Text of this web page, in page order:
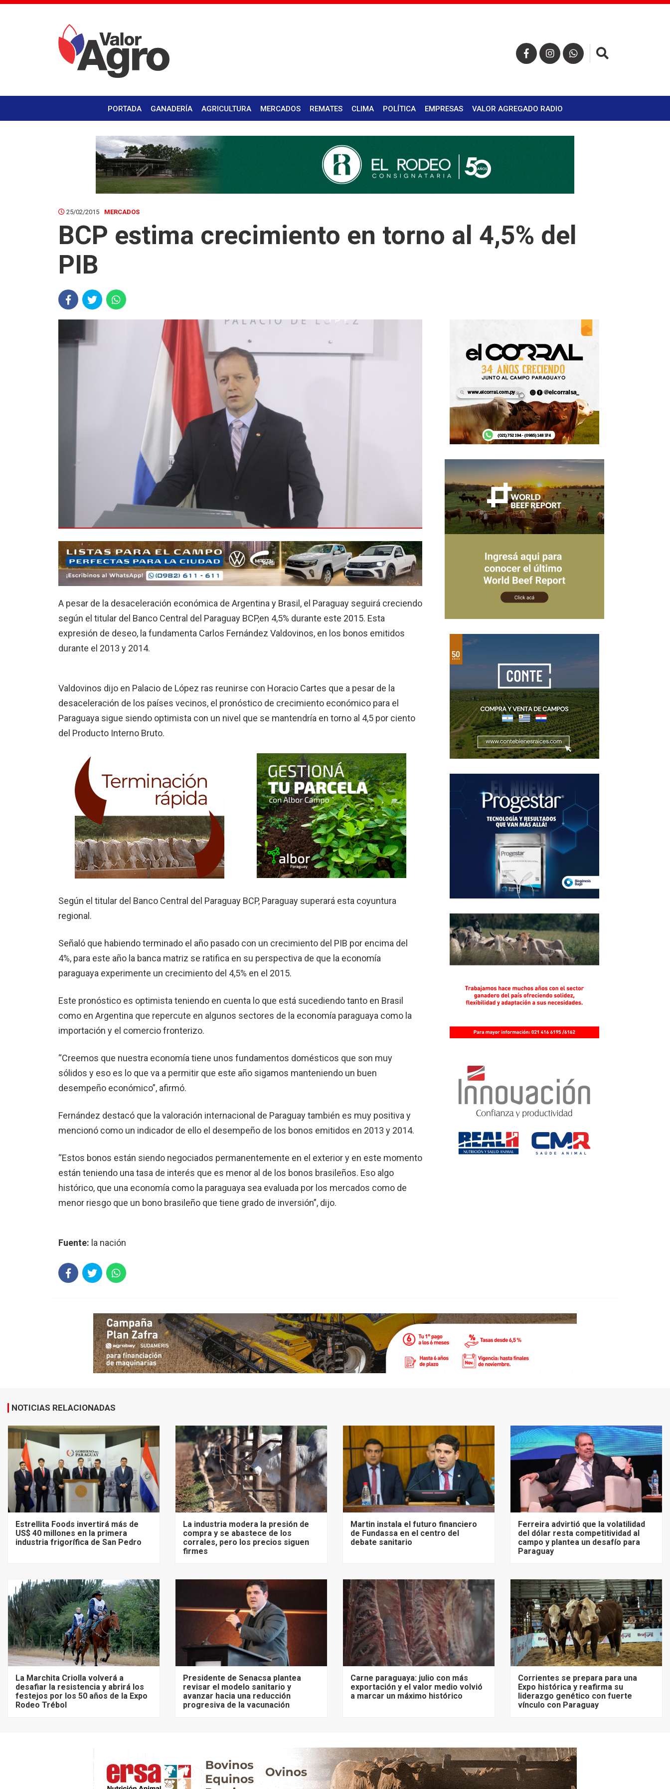
PORTADA GANADERÍA AGRICULTURA MERCADOS REMATES CLIMA POLÍTICA EMPRESAS VALOR AGREGADO RADIO
25/02/2015 MERCADOS
BCP estima crecimiento en torno al 4,5% del
PIB
A pesar de la desaceleración económica de Argentina y Brasil, el Paraguay seguirá creciendo
según el titular del Banco Central del Paraguay BCP,en 4,5% durante este 2015. Esta
expresión de deseo, la fundamenta Carlos Fernández Valdovinos, en los bonos emitidos
durante el 2013 y 2014.
Valdovinos dijo en Palacio de López ras reunirse con Horacio Cartes que a pesar de la
desaceleración de los países vecinos, el pronóstico de crecimiento económico para el
Paraguaya sigue siendo optimista con un nivel que se mantendría en torno al 4,5 por ciento
del Producto Interno Bruto.
Según el titular del Banco Central del Paraguay BCP, Paraguay superará esta coyuntura
regional.
Señaló que habiendo terminado el año pasado con un crecimiento del PIB por encima del
4%, para este año la banca matriz se ratifica en su perspectiva de que la economía
paraguaya experimente un crecimiento del 4,5% en el 2015.
Este pronóstico es optimista teniendo en cuenta lo que está sucediendo tanto en Brasil
como en Argentina que repercute en algunos sectores de la economía paraguaya como la
importación y el comercio fronterizo.
“Creemos que nuestra economía tiene unos fundamentos domésticos que son muy
sólidos y eso es lo que va a permitir que este año sigamos manteniendo un buen
desempeño económico”, afirmó.
Fernández destacó que la valoración internacional de Paraguay también es muy positiva y
mencionó como un indicador de ello el desempeño de los bonos emitidos en 2013 y 2014.
“Estos bonos están siendo negociados permanentemente en el exterior y en este momento
están teniendo una tasa de interés que es menor al de los bonos brasileños. Eso algo
histórico, que una economía como la paraguaya sea evaluada por los mercados como de
menor riesgo que un bono brasileño que tiene grado de inversión”, dijo.
Fuente: la nación
NOTICIAS RELACIONADAS
Estrellita Foods invertirá más de
US$ 40 millones en la primera
industria frigorífica de San Pedro
La industria modera la presión de
compra y se abastece de los
corrales, pero los precios siguen
firmes
Martin instala el futuro financiero
de Fundassa en el centro del
debate sanitario
Ferreira advirtió que la volatilidad
del dólar resta competitividad al
campo y plantea un desafío para
Paraguay
La Marchita Criolla volverá a
desafiar la resistencia y abrirá los
festejos por los 50 años de la Expo
Rodeo Trébol
Presidente de Senacsa plantea
revisar el modelo sanitario y
avanzar hacia una reducción
progresiva de la vacunación
Carne paraguaya: julio con más
exportación y el valor medio volvió
a marcar un máximo histórico
Corrientes se prepara para una
Expo histórica y reafirma su
liderazgo genético con fuerte
vínculo con Paraguay